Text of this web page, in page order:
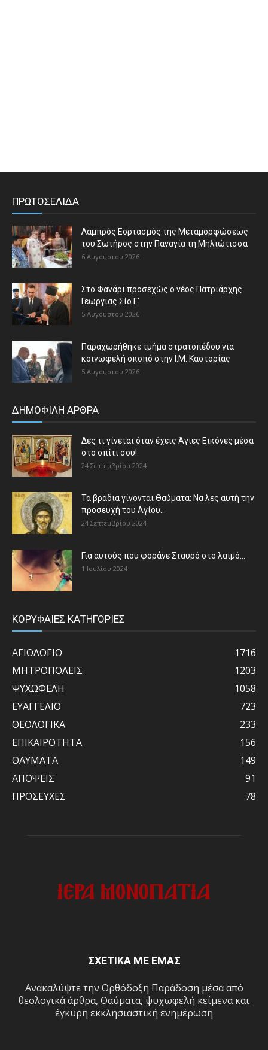
ΠΡΩΤΟΣΕΛΙΔΑ
Λαμπρός Εορτασμός της Μεταμορφώσεως
του Σωτήρος στην Παναγία τη Μηλιώτισσα
6 Αυγούστου 2026
Στο Φανάρι προσεχώς ο νέος Πατριάρχης
Γεωργίας Σίο Γ’
5 Αυγούστου 2026
Παραχωρήθηκε τμήμα στρατοπέδου για
κοινωφελή σκοπό στην Ι.Μ. Καστορίας
5 Αυγούστου 2026
ΔΗΜΟΦΙΛΗ ΑΡΘΡΑ
Δες τι γίνεται όταν έχεις Άγιες Εικόνες μέσα
στο σπίτι σου!
24 Σεπτεμβρίου 2024
Τα βράδια γίνονται Θαύματα: Να λες αυτή την
προσευχή του Αγίου...
24 Σεπτεμβρίου 2024
Για αυτούς που φοράνε Σταυρό στο λαιμό…
1 Ιουλίου 2024
ΚΟΡΥΦΑΙΕΣ ΚΑΤΗΓΟΡΙΕΣ
ΑΓΙΟΛΟΓΙΟ
1716
ΜΗΤΡΟΠΟΛΕΙΣ
1203
ΨΥΧΩΦΕΛΗ
1058
ΕΥΑΓΓΕΛΙΟ
723
ΘΕΟΛΟΓΙΚΑ
233
ΕΠΙΚΑΙΡΟΤΗΤΑ
156
ΘΑΥΜΑΤΑ
149
ΑΠΟΨΕΙΣ
91
ΠΡΟΣΕΥΧΕΣ
78
ΣΧΕΤΙΚΑ ΜΕ ΕΜΑΣ
Ανακαλύψτε την Ορθόδοξη Παράδοση μέσα από
θεολογικά άρθρα, Θαύματα, ψυχωφελή κείμενα και
έγκυρη εκκλησιαστική ενημέρωση